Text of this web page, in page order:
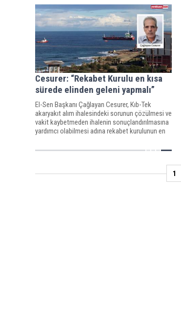
Cesurer: “Rekabet Kurulu en kısa
sürede elinden geleni yapmalı”
El-Sen Başkanı Çağlayan Cesurer, Kıb-Tek
akaryakıt alım ihalesindeki sorunun çözülmesi ve
vakit kaybetmeden ihalenin sonuçlandırılmasına
yardımcı olabilmesi adına rekabet kurulunun en
kaydetti.
1